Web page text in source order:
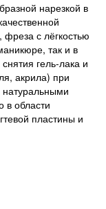
нарезкой в
с лёгкостью
так и в
гель-лака и
акрила) при
натуральными
в области
пластины и